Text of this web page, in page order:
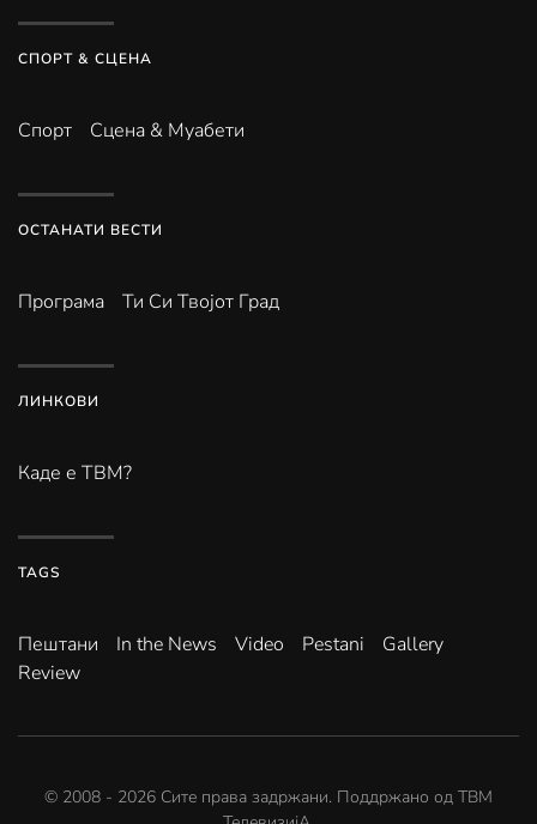
СПОРТ & СЦЕНА
Спорт Сцена & Муабети
ОСТАНАТИ ВЕСТИ
Програма Ти Си Твојот Град
ЛИНКОВИ
Каде е ТВМ?
TAGS
Пештани In the News Video Pestani
Gallery
Review
© 2008 - 2026 Сите права задржани. Поддржано од ТВМ